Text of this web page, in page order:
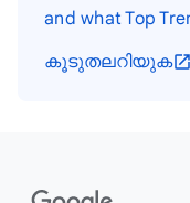
and what Top
കൂടുതലറിയുക